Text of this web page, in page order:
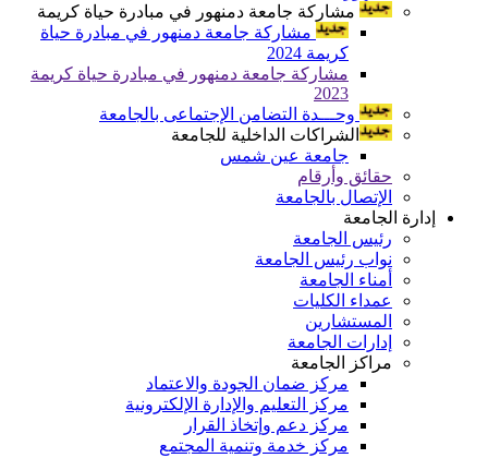
مشاركة جامعة دمنهور في مبادرة حياة كريمة
مشاركة جامعة دمنهور في مبادرة حياة
كريمة 2024
مشاركة جامعة دمنهور في مبادرة حياة كريمة
2023
وحـــدة التضامن الإجتماعى بالجامعة
الشراكات الداخلية للجامعة
جامعة عين شمس
حقائق وأرقام
الإتصال بالجامعة
إدارة الجامعة
رئيس الجامعة
نواب رئيس الجامعة
أمناء الجامعة
عمداء الكليات
المستشارين
إدارات الجامعة
مراكز الجامعة
مركز ضمان الجودة والاعتماد
مركز التعليم والإدارة الإلكترونية
مركز دعم وإتخاذ القرار
مركز خدمة وتنمية المجتمع